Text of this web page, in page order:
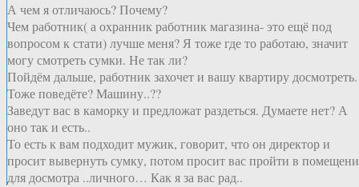
А чем я отличаюсь? Почему?
Чем работник( а охранник работник магазина- это ещё под
вопросом к стати) лучше меня? Я тоже где то работаю, значит
могу смотреть сумки. Не так ли?
Пойдём дальше, работник захочет и вашу квартиру досмотреть.
Тоже поведёте? Машину..??
Заведут вас в каморку и предложат раздеться. Думаете нет? А
оно так и есть..
То есть к вам подходит мужик, говорит, что он директор и
просит вывернуть сумку, потом просит вас пройти в
для досмотра ..личного… Как я за вас рад..